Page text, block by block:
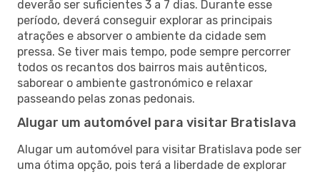
deverão ser suficientes 3 a 7 dias. Durante esse
período, deverá conseguir explorar as principais
atrações e absorver o ambiente da cidade sem
pressa. Se tiver mais tempo, pode sempre percorrer
todos os recantos dos bairros mais autênticos,
saborear o ambiente gastronómico e relaxar
passeando pelas zonas pedonais.
Alugar um automóvel para visitar Bratislava
Alugar um automóvel para visitar Bratislava pode ser
uma ótima opção, pois terá a liberdade de explorar